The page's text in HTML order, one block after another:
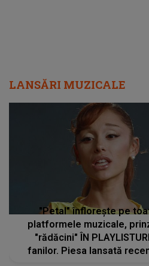
LANSĂRI MUZICALE
"Petal" înflorește pe
platformele muzicale,
"rădăcini" ÎN
fanilor. Piesa lansată